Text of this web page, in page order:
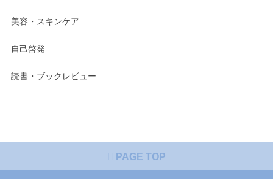
美容・スキンケア
自己啓発
読書・ブックレビュー
PAGE TOP